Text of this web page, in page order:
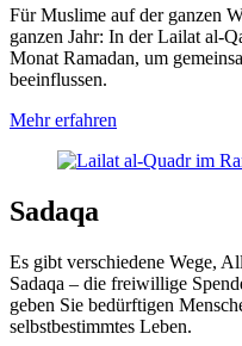
Für Muslime auf der ganzen
ganzen Jahr: In der Lailat al-
Monat Ramadan, um
beeinflussen.
Mehrerfahren
Sadaqa
Es gibt verschie­dene Wege,
Sadaqa – die frei­willige
geben Sie bedürf­tigen
selbst­bestimmtes Leben.